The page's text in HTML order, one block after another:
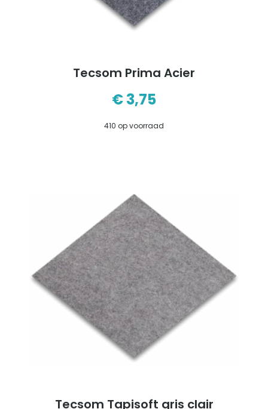
Tecsom Prima Acier
€3,75
410 op voorraad
Tecsom Tapisoft gris clair